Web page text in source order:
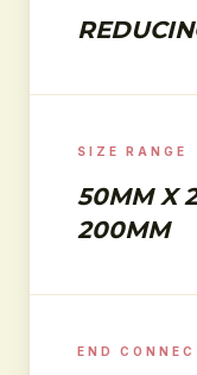
SIZE RANGE
50MM X
200MM
END